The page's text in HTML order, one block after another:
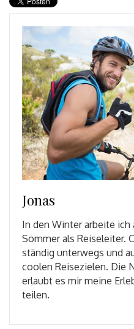
Jonas
In den Winter arbeite ich
Sommer als Reiseleiter.
ständig unterwegs und
coolen Reisezielen. Die
erlaubt es mir meine
teilen.